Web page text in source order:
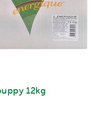
12kg